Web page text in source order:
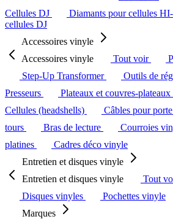
Cellules DJ
Diamants pour cellules
cellules DJ
Accessoires vinyle
Accessoires vinyle
Tout voir
Step-Up Transformer
Outils de
Presseurs
Plateaux et couvres-
Cellules (headshells)
Câbles pour
tours
Bras de lecture Courroies
platines
Cadres déco vinyle
Entretien et disques vinyle
Entretien et disques vinyle
Tout
Disques vinyles
Pochettes vinyle
Marques